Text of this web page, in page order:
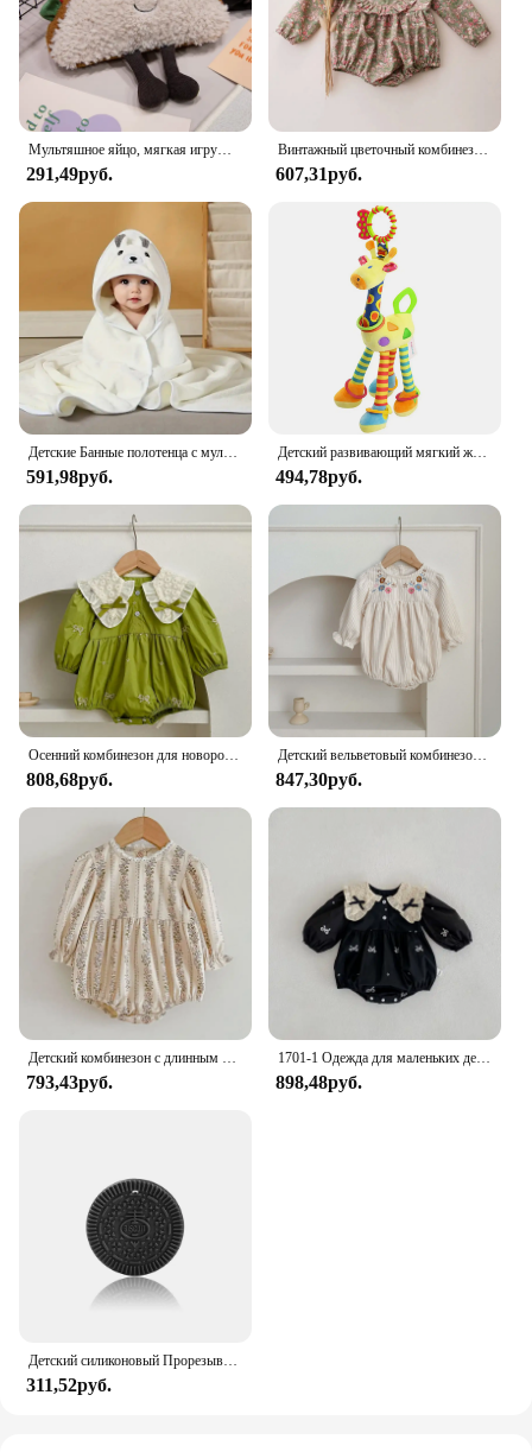
Мультяшное яйцо, мягкая игрушка, выражение еды, хлеба, тостов, серия, кукла на завтрак, забавная декоративная подушка, Детская Удобная кукла, рождественские подарки
291,49руб.
Винтажный цветочный комбинезон для маленьких девочек, весенняя одежда для маленьких девочек на свадьбу и вечеринку
607,31руб.
Детские Банные полотенца с мультяшными животными, мягкое полотенце с капюшоном для новорожденных, одеяло для малышей, теплый банный халат для мальчиков и девочек
591,98руб.
Детский развивающий мягкий жираф детская погремушка плюшевый жираф игрушки/детский Жираф Животные Погремушки/мягкий жираф животное
494,78руб.
808,68руб.
Детский вельветовый комбинезон с длинным рукавом, с цветочной вышивкой
847,30руб.
793,43руб.
1701-1 Одежда для маленьких девочек, одежда для сестры, весенне-осенняя цельная одежда с воротником-бабочкой для маленьких девочек или платье с вышивкой
898,48руб.
311,52руб.